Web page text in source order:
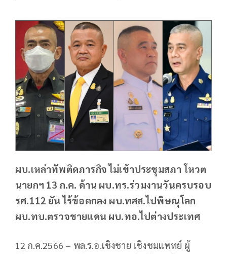
ผบ.เหล่าทัพติดภารกิจ ไม่เข้าประชุมสภา โหวต
นายกฯ 13 ก.ค. ด้าน ผบ.ทร.ร่วมงานวันครบรอบ
รศ.112 ยัน ไร้ข้อตกลง ผบ.ทสส.ไปพิษณุโลก
ผบ.ทบ.ตรวจชายแดน ผบ.ทอ.ไปต่างประเทศ
12 ก.ค.2566 – พล.ร.อ.เชิงชาย เชิงชมแพทย์ ผู้